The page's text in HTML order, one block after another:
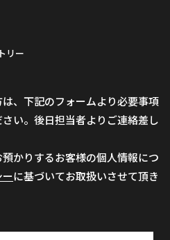
リー
、下記のフォームより必要事項
い。後日担当者よりご連絡差し
かりするお客様の個人情報につ
に基づいてお取扱いさせて頂き